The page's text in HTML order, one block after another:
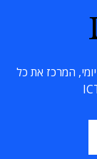
המרכז את כל